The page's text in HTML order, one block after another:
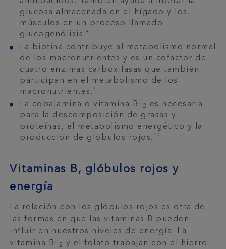
glucosa almacenada en el hígado y los
músculos en un proceso llamado
glucogenólisis. 8
La biotina contribuye al metabolismo normal
de los macronutrientes y es un cofactor de
cuatro enzimas carboxilasas que también
participan en el metabolismo de los
macronutrientes. 9
La cobalamina o vitamina B 12
es necesaria
para la descomposición de grasas y
proteínas, el metabolismo energético y la
producción de glóbulos rojos. 10
Vitaminas B, glóbulos rojos y
energía
La relación con los glóbulos rojos es otra de
las formas en que las vitaminas B pueden
influir en nuestros niveles de energía. La
vitamina B 12
y el folato trabajan con el hierro